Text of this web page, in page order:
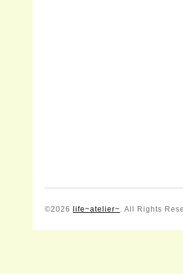
©2026 life~atelier~. All Rights